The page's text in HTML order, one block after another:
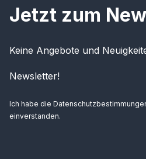
Jetzt zum
Keine Angebote und
Newsletter!
Ich habe die
einverstanden.